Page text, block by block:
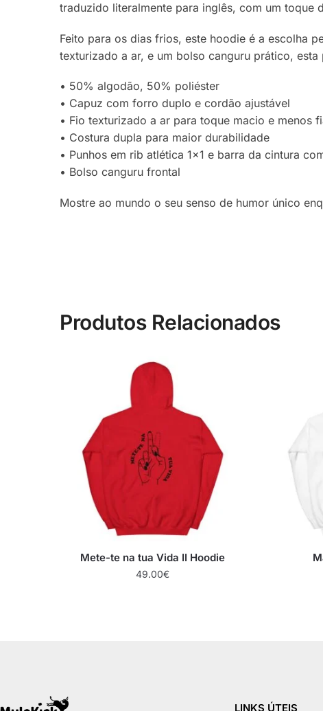
traduzido literalmente para inglês, com um toque
Feito para os dias frios, este hoodie é a escolha
texturizado a ar, e um bolso canguru prático,
• 50% algodão, 50% poliéster
• Capuz com forro duplo e cordão ajustável
• Fio texturizado a ar para toque macio e menos
• Costura dupla para maior durabilidade
• Punhos em rib atlética 1×1 e barra da cintura
• Bolso canguru frontal
Mostre ao mundo o seu senso de humor único
Produtos Relacionados
Mete-te na tua Vida II Hoodie
49.00€
LINKS ÚTEIS